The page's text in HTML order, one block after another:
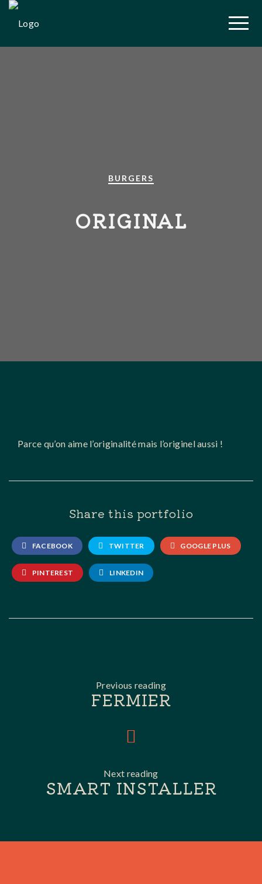
BURGERS
ORIGINAL
Parce qu’on aime l’originalité mais l’originel aussi !
Share this portfolio
FACEBOOK TWITTER GOOGLE PLUS
PINTEREST LINKEDIN
Previous reading
FERMIER
Next reading
SMART INSTALLER
Vendredi 19 juin :